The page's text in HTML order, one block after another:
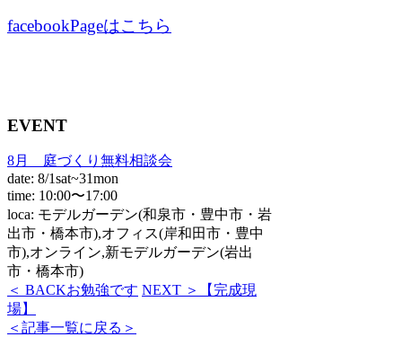
facebookPageはこちら
EVENT
8月 庭づくり無料相談会
date: 8/1sat~31mon
time: 10:00〜17:00
loca: モデルガーデン(和泉市・豊中市・岩
出市・橋本市),オフィス(岸和田市・豊中
市),オンライン,新モデルガーデン(岩出
市・橋本市)
＜ BACKお勉強です NEXT ＞
【完成現
場】
＜記事一覧に戻る＞